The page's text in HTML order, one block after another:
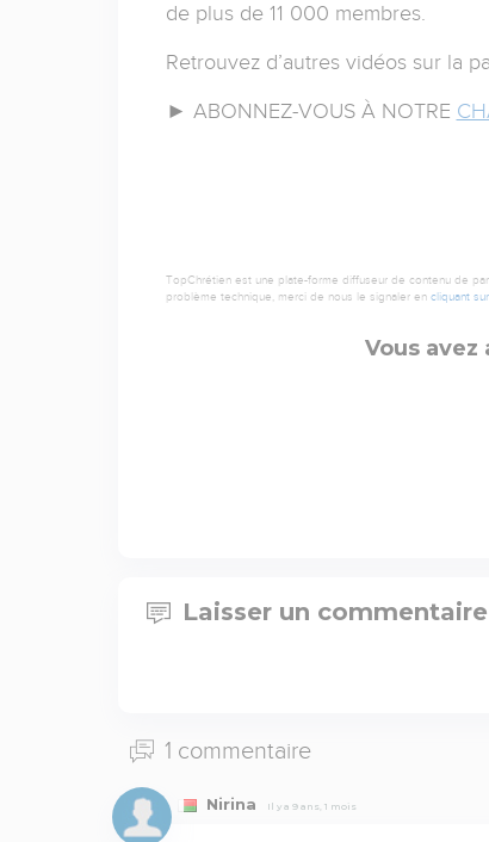
de plus de 11 000 membres.
Retrouvez d’autres vidéos sur la
► ABONNEZ-VOUS À NOTRE
TopChrétien est une plate-forme diffuseur de contenu de
problème technique, merci de nous le signaler en cliquant
Vous avez
Laisser un commentaire
1 commentaire
Nirina Il y a 9 ans, 1 mois